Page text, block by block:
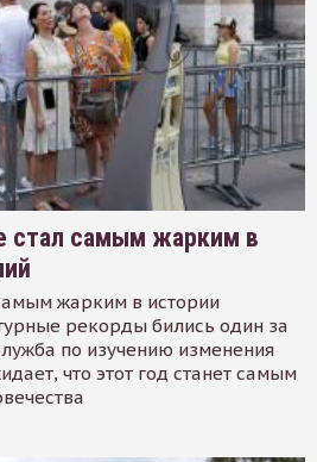
стал самым жарким в
жарким в истории
рекорды бились один за
по изучению изменения
что этот год станет самым